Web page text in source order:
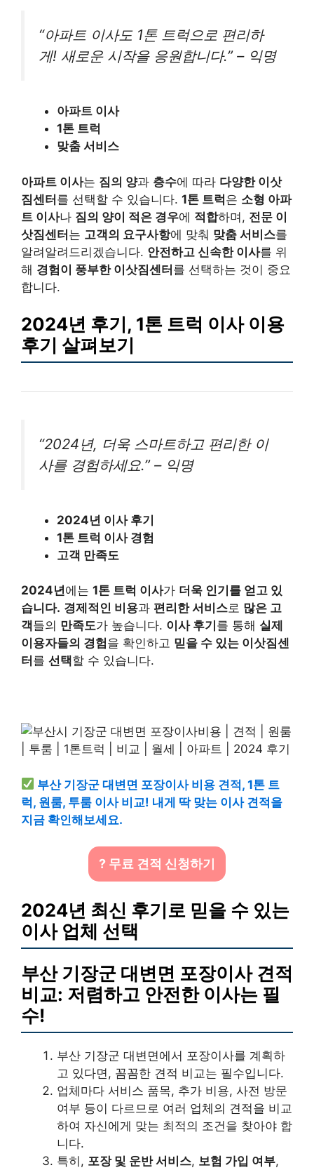
“아파트 이사도 1톤 트럭으로 편리하
게! 새로운 시작을 응원합니다.” – 익명
아파트 이사
1톤 트럭
맞춤 서비스
아파트 이사는 짐의 양과 층수에 따라 다양한 이삿
짐센터를 선택할 수 있습니다. 1톤 트럭은 소형 아파
트 이사나 짐의 양이 적은 경우에 적합하며, 전문 이
삿짐센터는 고객의 요구사항에 맞춰 맞춤 서비스를
알려알려드리겠습니다. 안전하고 신속한 이사를 위
해 경험이 풍부한 이삿짐센터를 선택하는 것이 중요
합니다.
2024년 후기, 1톤 트럭 이사 이용
후기 살펴보기
“2024년, 더욱 스마트하고 편리한 이
사를 경험하세요.” – 익명
2024년 이사 후기
1톤 트럭 이사 경험
고객 만족도
2024년에는 1톤 트럭 이사가 더욱 인기를 얻고 있
습니다. 경제적인 비용과 편리한 서비스로 많은 고
객들의 만족도가 높습니다. 이사 후기 를 통해 실제
이용자들의 경험을 확인하고 믿을 수 있는 이삿짐센
터 를 선택할 수 있습니다.
부산 기장군 대변면 포장이사 비용 견적, 1톤 트
럭, 원룸, 투룸 이사 비교! 내게 딱 맞는 이사 견적을
지금 확인해보세요.
? 무료 견적 신청하기
2024년 최신 후기로 믿을 수 있는
이사 업체 선택
부산 기장군 대변면 포장이사 견적
비교: 저렴하고 안전한 이사는 필
수!
부산 기장군 대변면에서 포장이사를 계획하
고 있다면, 꼼꼼한 견적 비교는 필수입니다.
업체마다 서비스 품목, 추가 비용, 사전 방문
여부 등이 다르므로 여러 업체의 견적을 비교
하여 자신에게 맞는 최적의 조건을 찾아야 합
니다.
특히, 포장 및 운반 서비스, 보험 가입 여부,